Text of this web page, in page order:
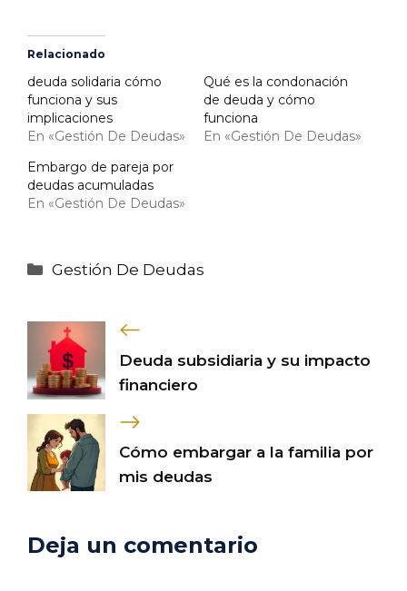
Relacionado
deuda solidaria cómo
funciona y sus
implicaciones
En «Gestión De Deudas»
Qué es la condonación
de deuda y cómo
funciona
En «Gestión De Deudas»
Embargo de pareja por
deudas acumuladas
En «Gestión De Deudas»
Categorías
Gestión De Deudas
Deuda subsidiaria y su impacto
financiero
Cómo embargar a la familia por
mis deudas
Deja un comentario